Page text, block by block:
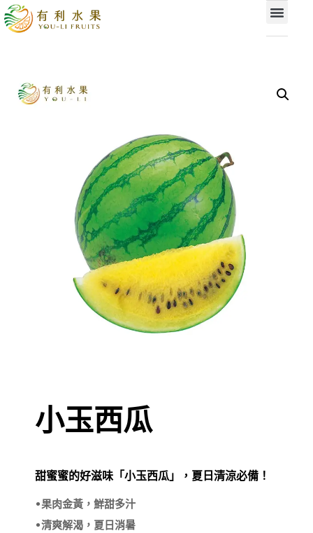
小玉西瓜
甜蜜蜜的好滋味「小玉西瓜」，夏日清涼必備！
•果肉金黃，鮮甜多汁
•清爽解渴，夏日消暑